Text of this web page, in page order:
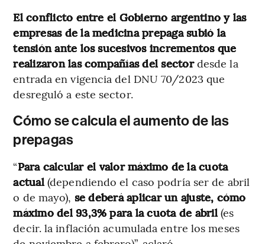
El conflicto entre el Gobierno argentino y las
empresas de la medicina prepaga subió la
tensión ante los sucesivos incrementos que
realizaron las compañías del sectordesde la
entrada en vigencia del DNU 70/2023 que
desreguló a este sector.
Cómo se calcula el aumento de las
prepagas
“Para calcular el valor máximo de la cuota
actual(dependiendo el caso podría ser de abril
o de mayo), se deberá aplicar un ajuste, cómo
máximo del 93,3% para la cuota de abril(es
decir. la inflación acumulada entre los meses